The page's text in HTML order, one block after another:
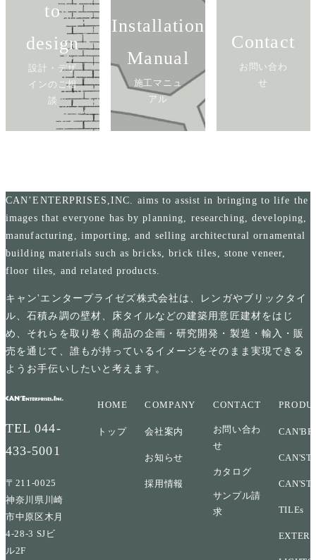
to
design
設計・デザ
インのご相
談
Installation
Manual
施工マニュ
アル
Contact
お問い合わ
せ
CAN’ENTERPRISES,INC. aims to assist in bringing to life the
images that everyone has by planning, researching, developing,
manufacturing, importing, and selling architectural ornamental
building materials such as bricks, brick tiles, stone veneer,
floor tiles, and related products.
キャン'エンタープライゼズ株式会社は、レンガやブリックタイ
ル、石積み調の壁材、床タイルなどの建築用意匠建材をはじ
め、それらを取り巻く商品の企画・研究開発・製造・輸入・販
売を通じて、誰もが持っているイメージをそのまま実現できる
ようお手伝いしたいと考えます。
TEL044-
433-5001
〒211-0025
神奈川県川崎
市中原区木月
4-28-3 SJビ
ル2F
HOME
トップ
COMPANY
会社案内
お知らせ
採用情報
CONTACT
お問い合わ
せ
カタログ
サンプル請
求
TILEs